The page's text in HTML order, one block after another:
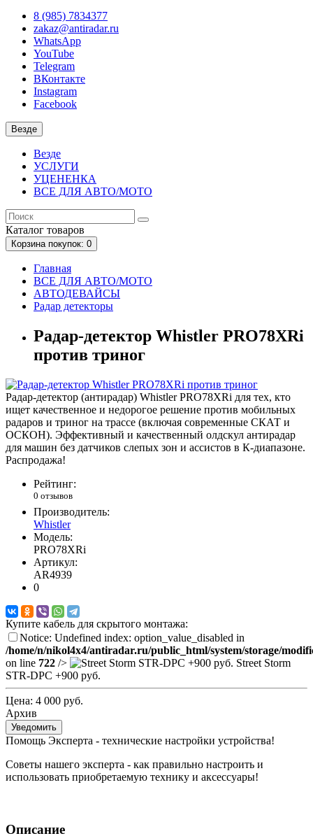
8 (985) 7834377
zakaz@antiradar.ru
WhatsApp
YouTube
Telegram
ВКонтакте
Instagram
Facebook
Везде
Везде
УСЛУГИ
УЦЕНЕНКА
ВСЕ ДЛЯ АВТО/МОТО
Каталог товаров
Корзинапокупок: 0
Главная
ВСЕ ДЛЯ АВТО/МОТО
АВТОДЕВАЙСЫ
Радар детекторы
Радар-детектор Whistler PRO78XRi
против триног
Радар-детектор (антирадар) Whistler PRO78XRi для тех, кто
ищет качественное и недорогое решение против мобильных
радаров и триног на трассе (включая современные СКАТ и
ОСКОН). Эффективный и качественный олдскул антирадар
для машин без датчиков слепых зон и ассистов в К-диапазоне.
Распродажа!
Рейтинг:
0 отзывов
Производитель:
Whistler
Модель:
PRO78XRi
Артикул:
AR4939
0
Купите кабель для скрытого монтажа:
Notice: Undefined index: option_value_disabled in
/home/n/nikol4x4/antiradar.ru/public_html/system/storage/
on line 722 />
Street Storm
STR-DPC +900 руб.
Цена: 4 000 руб.
Архив
Уведомить
Помощь Эксперта - технические настройки устройства!
Советы нашего эксперта - как правильно настроить и
использовать приобретаемую технику и аксессуары!
Описание